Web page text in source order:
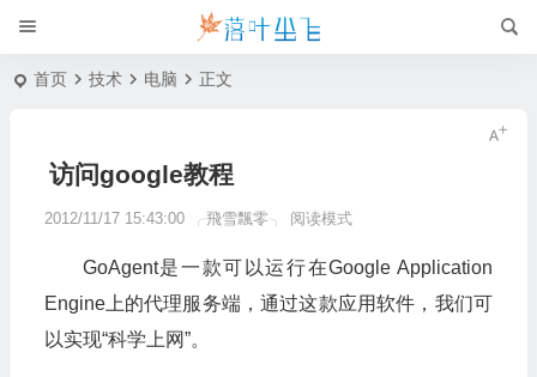
首页 技术 电脑 正文
访问google教程
2012/11/17 15:43:00 ╭飛雪飄零╮ 阅读模式
GoAgent是一款可以运行在Google Application
Engine上的代理服务端，通过这款应用软件，我们可
以实现“科学上网”。